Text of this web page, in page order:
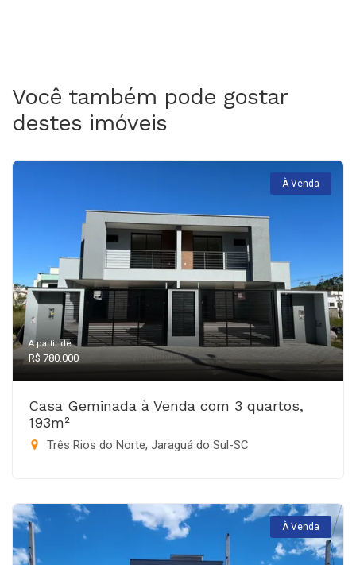
Você também pode gostar
destes imóveis
À Venda
A partir de:
R$ 780.000
Casa Geminada à Venda com 3 quartos,
193m²
Três Rios do Norte, Jaraguá do Sul-SC
À Venda